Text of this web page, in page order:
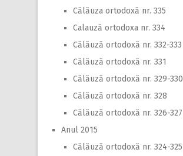
Călăuza ortodoxă nr. 335
Calauză ortodoxa nr. 334
Călăuză ortodoxă nr. 332-333
Călăuză ortodoxă nr. 331
Călăuză ortodoxă nr. 329-330
Călăuză ortodoxă nr. 328
Călăuză ortodoxă nr. 326-327
Anul 2015
Călăuză ortodoxă nr. 324-325